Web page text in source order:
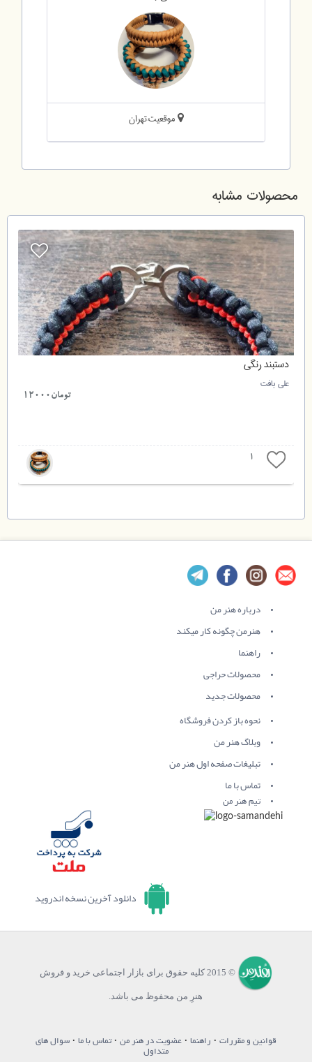
موقعیت:تهران
محصولات مشابه
دستبند رنگی
علی بافت
تومان12000
1
درباره هنر من
هنرمن چگونه کار میکند
راهنما
محصولات حراجی
محصولات جدید
نحوه باز کردن فروشگاه
وبلاگ هنر من
تبلیغات صفحه اول هنر من
تماس با ما
تیم هنر من
دانلود آخرین نسخه اندروید
© 2015 کلیه حقوق برای بازار اجتماعی خرید و فروش
هنرِ من محفوظ می باشد.
قوانین و مقررات · راهنما ·عضویت در هنر من ·تماس با ما ·سوال های
متداول